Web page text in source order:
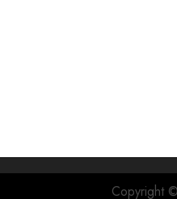
Copyright